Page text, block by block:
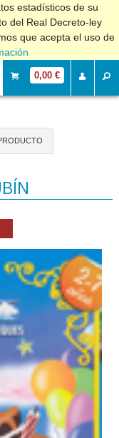
estadísticos de su
del Real Decreto-ley
que acepta el uso de
0,00 €